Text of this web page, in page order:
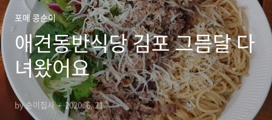
포메 콩순이
애견동반식당 김포 그믐달 다
녀왔어요
by 순이집사 2020. 6. 21.